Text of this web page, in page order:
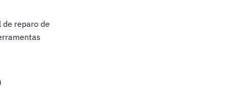
reparo de